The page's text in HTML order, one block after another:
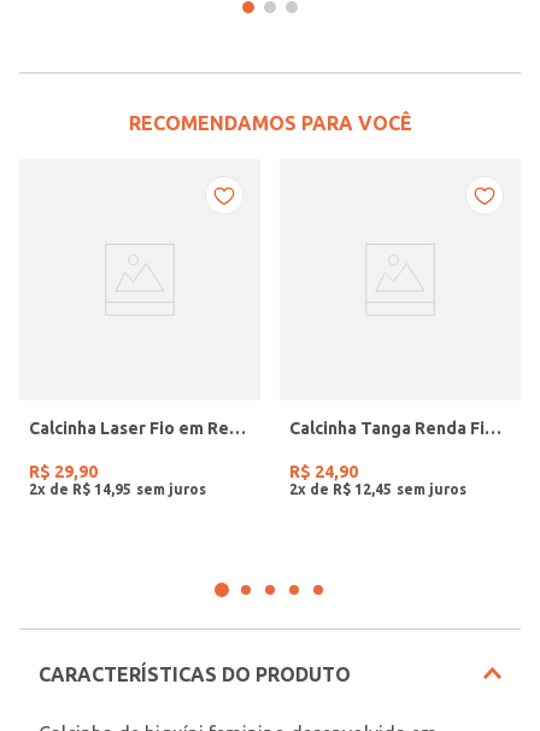
RECOMENDAMOS PARA VOCÊ
Calcinha Laser Fio em Renda Feminina VERMELHO
R$ 29,90
2x de R$ 14 95
Calcinha Tanga Renda Fio Duplo Feminina TELHA
R$ 24,90
2x de R$ 12 45
CARACTERÍSTICAS DO PRODUTO